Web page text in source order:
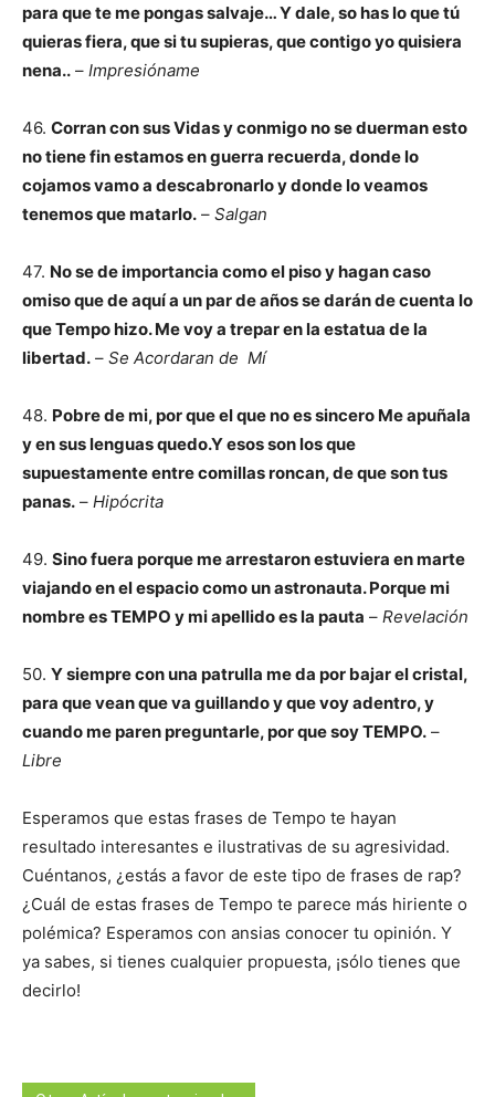
para que te me pongas salvaje…Y dale, so has lo que tú
quieras fiera, que si tu supieras, que contigo yo quisiera
nena.. – Impresióname
46. Corran con sus Vidas y conmigo no se duerman esto
no tiene fin estamos en guerra recuerda, donde lo
cojamos vamo a descabronarlo y donde lo veamos
tenemos que matarlo. – Salgan
47. No se de importancia como el piso y hagan caso
omiso que de aquí a un par de años se darán de cuenta lo
que Tempo hizo. Me voy a trepar en la estatua de la
libertad. – Se Acordaran de Mí
48. Pobre de mi, por que el que no es sincero Me apuñala
y en sus lenguas quedo.Y esos son los que
supuestamente entre comillas roncan, de que son tus
panas. – Hipócrita
49. Sino fuera porque me arrestaron estuviera en marte
viajando en el espacio como un astronauta. Porque mi
nombre es TEMPO y mi apellido es la pauta – Revelación
50. Y siempre con una patrulla me da por bajar el cristal,
para que vean que va guillando y que voy adentro, y
cuando me paren preguntarle, por que soy TEMPO. –
Libre
Esperamos que estas frases de Tempo te hayan
resultado interesantes e ilustrativas de su agresividad.
Cuéntanos, ¿estás a favor de este tipo de frases de rap?
¿Cuál de estas frases de Tempo te parece más hiriente o
polémica? Esperamos con ansias conocer tu opinión. Y
ya sabes, si tienes cualquier propuesta, ¡sólo tienes que
decirlo!